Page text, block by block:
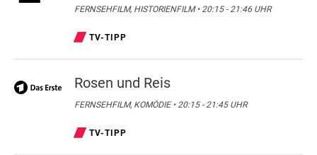
FERNSEHFILM, HISTORIENFILM • 20:15 - 21:46 UHR
TV-TIPP
Rosen und Reis
FERNSEHFILM, KOMÖDIE • 20:15 - 21:45 UHR
TV-TIPP